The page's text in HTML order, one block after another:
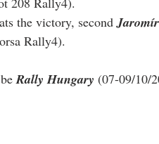
the victory, second
Rally4).
Rally Hungary (07-09/10/